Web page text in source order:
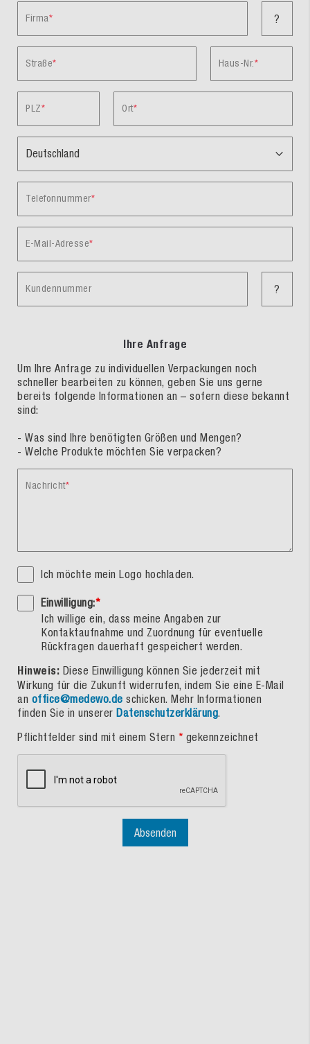
Firma ?
Straße Haus-Nr.
PLZ Ort
Telefonnummer
E-Mail-Adresse
Kundennummer ?
Ihre Anfrage
Um Ihre Anfrage zu individuellen Verpackungen noch
schneller bearbeiten zu können, geben Sie uns gerne
bereits folgende Informationen an – sofern diese bekannt
sind:
- Was sind Ihre benötigten Größen und Mengen?
- Welche Produkte möchten Sie verpacken?
Nachricht
Ich möchte mein Logo hochladen.
Einwilligung:*
Ich willige ein, dass meine Angaben zur
Kontaktaufnahme und Zuordnung für eventuelle
Rückfragen dauerhaft gespeichert werden.
Hinweis: Diese Einwilligung können Sie jederzeit mit
Wirkung für die Zukunft widerrufen, indem Sie eine E-Mail
an office@medewo.de
finden Sie in unserer Datenschutzerklärung.
Pflichtfelder sind mit einem Stern * gekennzeichnet
Absenden